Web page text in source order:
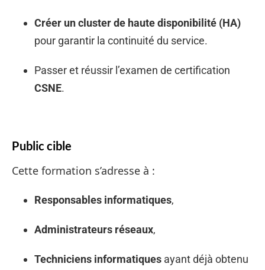
Créer un cluster de haute disponibilité (HA)
pour garantir la continuité du service.
Passer et réussir l’examen de certification
CSNE.
Public cible
Cette formation s’adresse à :
Responsables informatiques,
Administrateurs réseaux,
Techniciens informatiques ayant déjà obtenu